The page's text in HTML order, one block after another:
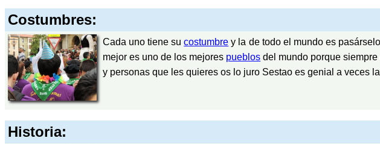
Costumbres:
Cada uno tiene sucostumbre y la de todo el mundo es
mejor es uno de los mejores pueblos del mundo porque
y personas que les quieres os lo juro Sestao es genial a veces
Historia: